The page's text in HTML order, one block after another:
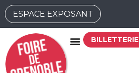
ESPACE EXPOSANT
BILLETTERIE